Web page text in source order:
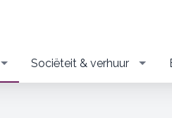
Sociëteit & verhuur